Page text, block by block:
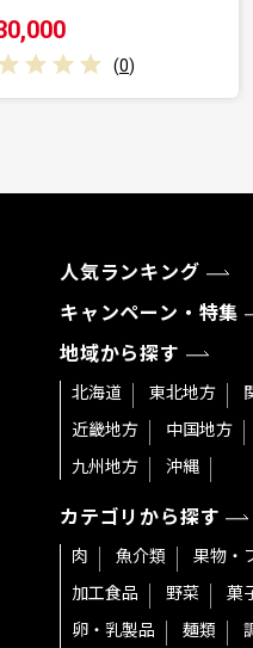
(0
人気ランキング
キャンペーン・特集
地域から探す
北海道 東北地方
近畿地方
中国地方
九州地方
沖縄
カテゴリから探す
肉 魚介類 果物・
加工食品
野菜
菓
卵・乳製品
麺類